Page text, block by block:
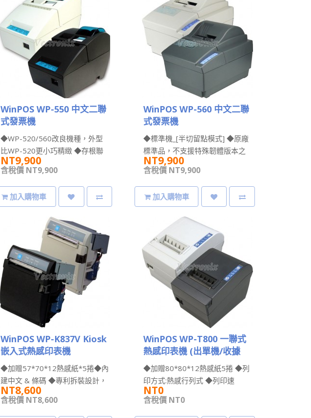
WinPOS WP-550 中文二聯
式發票機
◆WP-520/560改良機種，外型
比WP-520更小巧精緻 ◆存根聯
透明視窗、發票運作一目瞭然 ◆..
NT9,900
含稅價 NT9,900
加入購物車
WinPOS WP-560 中文二聯
式發票機
◆標準機_[半切留點模式] ◆原廠
標準品，不支援特殊韌體版本之
應用。 「注意：此設備非全切紙
+可自動..
NT9,900
含稅價 NT9,900
加入購物車
WinPOS WP-K837V Kiosk
嵌入式熱感印表機
◆加贈57*70*12熱感紙*5捲◆內
建中文 & 條碼 ◆專利拆裝設計，
維修簡便 ◆相容指令..
NT8,600
含稅價 NT8,600
WinPOS WP-T800 一聯式
熱感印表機 (出單機/收據
機/電子發票機)
◆加贈80*80*12熱感紙5捲 ◆列
印方式:熱感行列式 ◆列印速
度:220mm/秒 ◆指令相容 ..
NT0
含稅價 NT0